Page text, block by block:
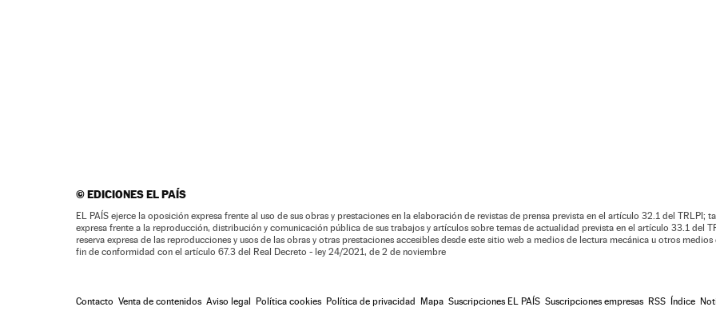
©EDICIONES EL PAÍS
EL PAÍS ejerce la oposición expresa frente al uso de sus obras y prestaciones en la elaboración de revistas de prensa prevista en el artículo 32.1 del TRLPI;
expresa frente a la reproducción, distribución y comunicación pública de sus trabajos y artículos sobre temas de actualidad prevista en el artículo 33.1 del
reserva expresa de las reproducciones y usos de las obras y otras prestaciones accesibles desde este sitio web a medios de lectura mecánica u otros medios
fin de conformidad con el artículo 67.3 del Real Decreto - ley 24/2021, de 2 de noviembre
Contacto Venta de contenidos Aviso legal Política cookies Política de privacidad Mapa Suscripciones EL PAÍS Suscripciones empresas RSS Índice